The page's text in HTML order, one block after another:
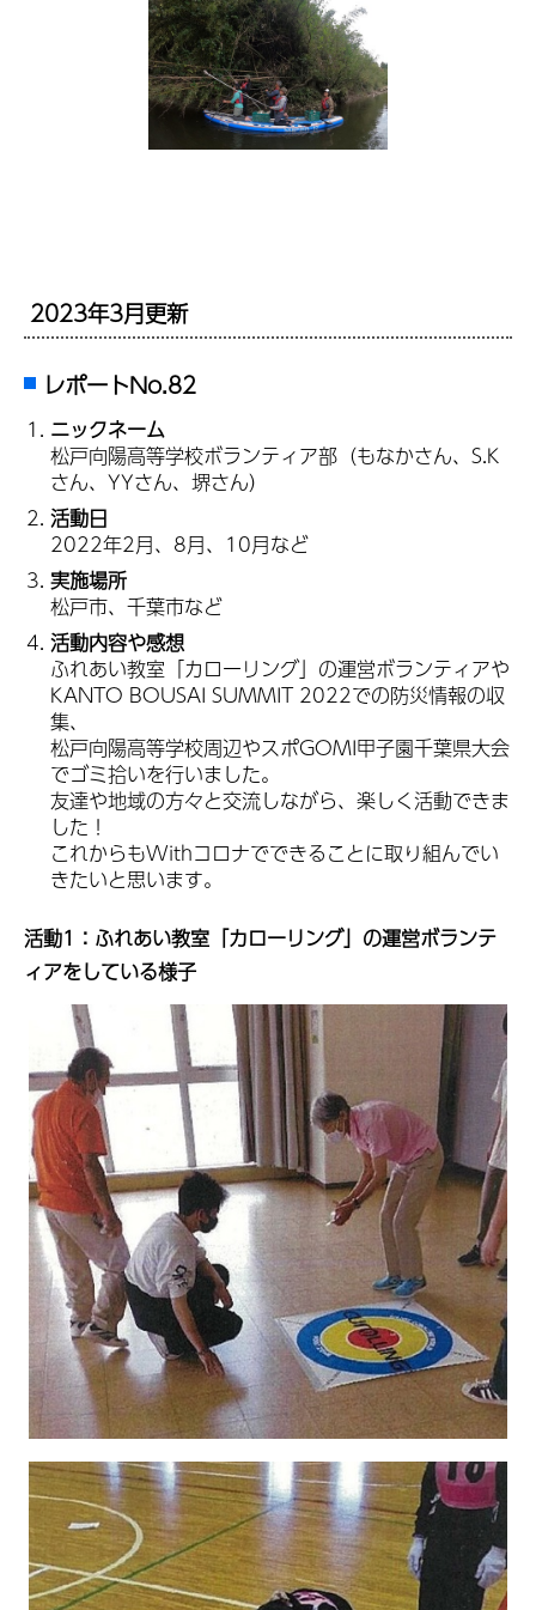
2023年3月更新
レポートNo.82
ニックネーム
松戸向陽高等学校ボランティア部（もなかさん、S.K
さん、YYさん、堺さん）
活動日
2022年2月、8月、10月など
実施場所
松戸市、千葉市など
活動内容や感想
ふれあい教室「カローリング」の運営ボランティアや
KANTO BOUSAI SUMMIT 2022での防災情報の収
集、
松戸向陽高等学校周辺やスポGOMI甲子園千葉県大会
でゴミ拾いを行いました。
友達や地域の方々と交流しながら、楽しく活動できま
した！
これからもWithコロナでできることに取り組んでい
きたいと思います。
活動1：ふれあい教室「カローリング」の運営ボランテ
ィアをしている様子